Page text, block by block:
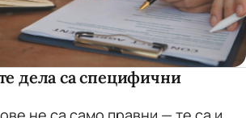
дела са специфични